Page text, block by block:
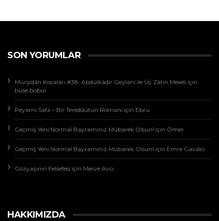
SON YORUMLAR
Mürşidân Kıssaları #38: Abdülkâdir Geylanî ile Üç Zâtın Meseli için
buse bobur
Peyami Safa – Bir Tereddütün Romanı için Ebru
Geçmiş Yeni Normal Bayramınız Mübarek Olsun! için Ömer
Geçmiş Yeni Normal Bayramınız Mübarek Olsun! için Emre Gavalcı
Gözyaşının Felsefesi için Merve Avcı
HAKKIMIZDA